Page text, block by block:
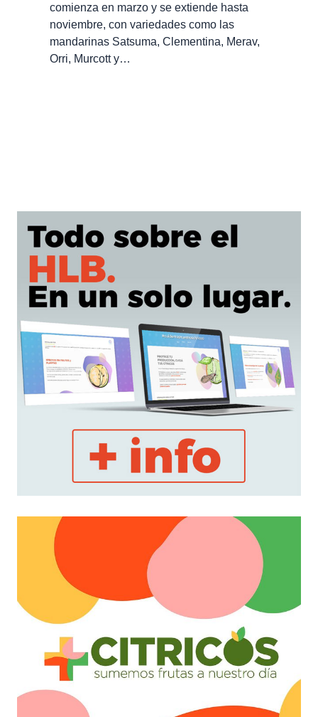
comienza en marzo y se extiende hasta
noviembre, con variedades como las
mandarinas Satsuma, Clementina, Merav,
Orri, Murcott y…